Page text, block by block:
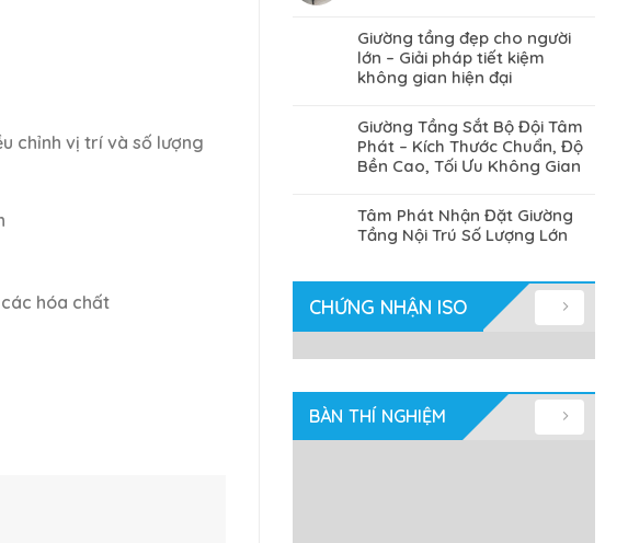
Giường tầng đẹp cho người
lớn – Giải pháp tiết kiệm
không gian hiện đại
Giường Tầng Sắt Bộ Đội Tâm
Phát – Kích Thước Chuẩn, Độ
Bền Cao, Tối Ưu Không Gian
Tâm Phát Nhận Đặt Giường
Tầng Nội Trú Số Lượng Lớn
CHỨNG NHẬN ISO
BÀN THÍ NGHIỆM
chỉnh vị trí và số lượng
hóa chất